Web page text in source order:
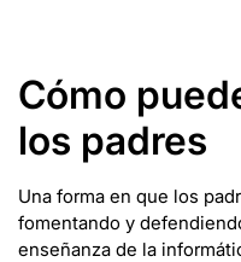
Cómo
los padres
Una forma en que los
fomentando y
enseñanza de la